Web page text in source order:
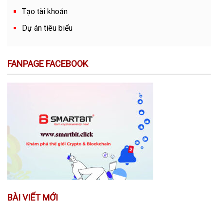
Tạo tài khoản
Dự án tiêu biểu
FANPAGE FACEBOOK
BÀI VIẾT MỚI